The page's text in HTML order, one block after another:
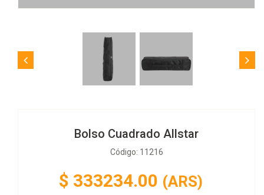
Bolso Cuadrado Allstar
Código: 11216
$ 333234.00 (ARS)